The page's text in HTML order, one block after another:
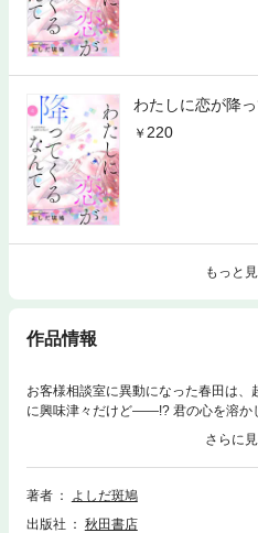
わたしに恋が降
220
もっと
作品情報
お客様相談室に異動になった春田は
に興味津々だけど――!? 君の心を溶か
ミック旗手・よしだ斑鳩が贈る“恋”に
著者
よしだ斑鳩
出版社
秋田書店